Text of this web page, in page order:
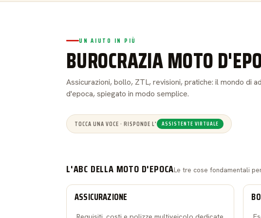
UN AIUTO IN PIÙ
BUROCRAZIA MOTO
Assicurazioni, bollo, ZTL, revisioni, pratiche: il mondo di
d'epoca, spiegato in modo semplice.
TOCCA UNA VOCE · RISPONDE L' ASSISTENTE VIRTUALE
L'ABC DELLA MOTO D'EPOCALe tre cose fondamentali
ASSICURAZIONE